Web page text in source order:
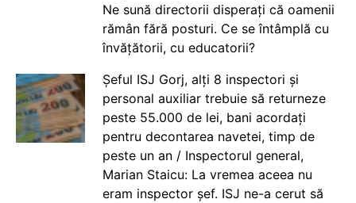
Ne sună directorii disperați că oamenii
rămân fără posturi. Ce se întâmplă cu
învățătorii, cu educatorii?
Șeful ISJ Gorj, alți 8 inspectori și
personal auxiliar trebuie să returneze
peste 55.000 de lei, bani acordați
pentru decontarea navetei, timp de
peste un an / Inspectorul general,
Marian Staicu: La vremea aceea nu
eram inspector șef. ISJ ne-a cerut să